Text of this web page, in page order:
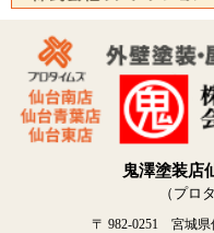
鬼澤塗装店
（プロ
〒 982-0251 宮城県